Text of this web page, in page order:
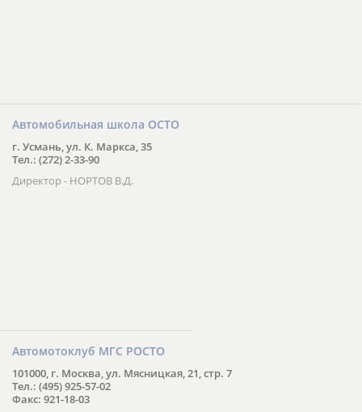
Автомобильная школа ОСТО
г. Усмань, ул. К. Маркса, 35
Тел.: (272) 2-33-90
Директор - НОРТОВ В.Д.
Автомотоклуб МГС РОСТО
101000, г. Москва, ул. Мясницкая, 21, стр. 7
Тел.: (495) 925-57-02
Факс: 921-18-03